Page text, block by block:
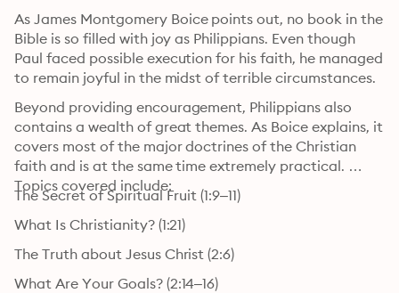
As James Montgomery Boice points out, no book in the
Bible is so filled with joy as Philippians. Even though
Paul faced possible execution for his faith, he managed
to remain joyful in the midst of terrible circumstances.
Beyond providing encouragement, Philippians also
contains a wealth of great themes. As Boice explains, it
covers most of the major doctrines of the Christian
faith and is at the same time extremely practical.
Topics covered include:
The Secret of Spiritual Fruit (1:9–11)
What Is Christianity? (1:21)
The Truth about Jesus Christ (2:6)
What Are Your Goals? (2:14–16)